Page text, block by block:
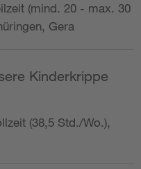
(mind. 20 - max. 30
Gera
Kinderkrippe
(38,5 Std./Wo.),